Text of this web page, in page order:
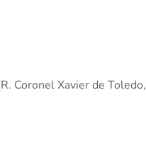
Coronel Xavier de